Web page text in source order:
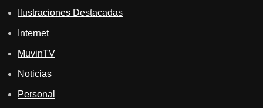
Ilustraciones Destacadas
Internet
MuvinTV
Noticias
Personal